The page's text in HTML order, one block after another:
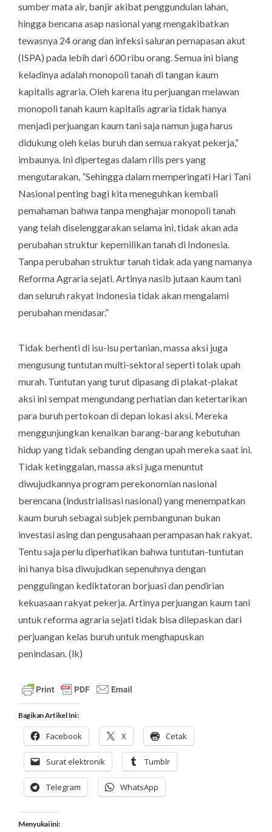
sumber mata air, banjir akibat penggundulan lahan,
hingga bencana asap nasional yang mengakibatkan
tewasnya 24 orang dan infeksi saluran pernapasan akut
(ISPA) pada lebih dari 600 ribu orang. Semua ini biang
keladinya adalah monopoli tanah di tangan kaum
kapitalis agraria. Oleh karena itu perjuangan melawan
monopoli tanah kaum kapitalis agraria tidak hanya
menjadi perjuangan kaum tani saja namun juga harus
didukung oleh kelas buruh dan semua rakyat pekerja,”
imbaunya. Ini dipertegas dalam rilis pers yang
mengutarakan, ”Sehingga dalam memperingati Hari Tani
Nasional penting bagi kita meneguhkan kembali
pemahaman bahwa tanpa menghajar monopoli tanah
yang telah diselenggarakan selama ini, tidak akan ada
perubahan struktur kepemilikan tanah di Indonesia.
Tanpa perubahan struktur tanah tidak ada yang namanya
Reforma Agraria sejati. Artinya nasib jutaan kaum tani
dan seluruh rakyat Indonesia tidak akan mengalami
perubahan mendasar.”
Tidak berhenti di isu-isu pertanian, massa aksi juga
mengusung tuntutan multi-sektoral seperti tolak upah
murah. Tuntutan yang turut dipasang di plakat-plakat
aksi ini sempat mengundang perhatian dan ketertarikan
para buruh pertokoan di depan lokasi aksi. Mereka
menggunjungkan kenaikan barang-barang kebutuhan
hidup yang tidak sebanding dengan upah mereka saat ini.
Tidak ketinggalan, massa aksi juga menuntut
diwujudkannya program perekonomian nasional
berencana (industrialisasi nasional) yang menempatkan
kaum buruh sebagai subjek pembangunan bukan
investasi asing dan pengusahaan perampasan hak rakyat.
Tentu saja perlu diperhatikan bahwa tuntutan-tuntutan
ini hanya bisa diwujudkan sepenuhnya dengan
penggulingan kediktatoran borjuasi dan pendirian
kekuasaan rakyat pekerja. Artinya perjuangan kaum tani
untuk reforma agraria sejati tidak bisa dilepaskan dari
perjuangan kelas buruh untuk menghapuskan
penindasan. (lk)
Bagikan Artikel Ini :
Facebook X Cetak
Surat elektronik Tumblr
Telegram WhatsApp
Menyukai ini: